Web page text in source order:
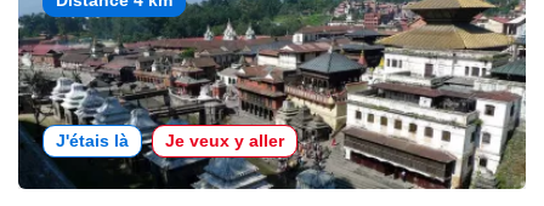
J'étais là Je veux y aller